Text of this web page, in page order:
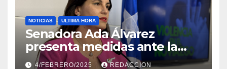
NOTICIAS ULTIMA HORA
Senadora Ada Álvarez
presenta medidas ante la
violencia en el noviazgo
4/FEBRERO/2025 REDACCION